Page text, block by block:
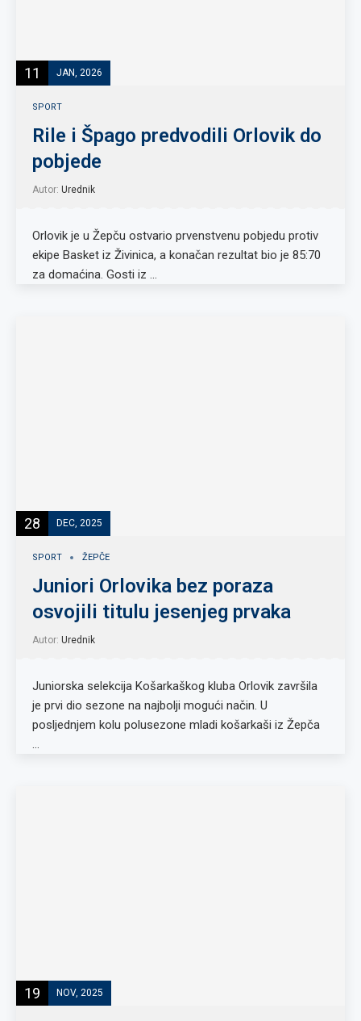
11 JAN, 2026
SPORT
Rile i Špago predvodili Orlovik do
pobjede
Autor: Urednik
Orlovik je u Žepču ostvario prvenstvenu pobjedu protiv
ekipe Basket iz Živinica, a konačan rezultat bio je 85:70
za domaćina. Gosti iz …
28 DEC, 2025
SPORT ŽEPČE
Juniori Orlovika bez poraza
osvojili titulu jesenjeg prvaka
Autor: Urednik
Juniorska selekcija Košarkaškog kluba Orlovik završila
je prvi dio sezone na najbolji mogući način. U
posljednjem kolu polusezone mladi košarkaši iz Žepča
…
19 NOV, 2025